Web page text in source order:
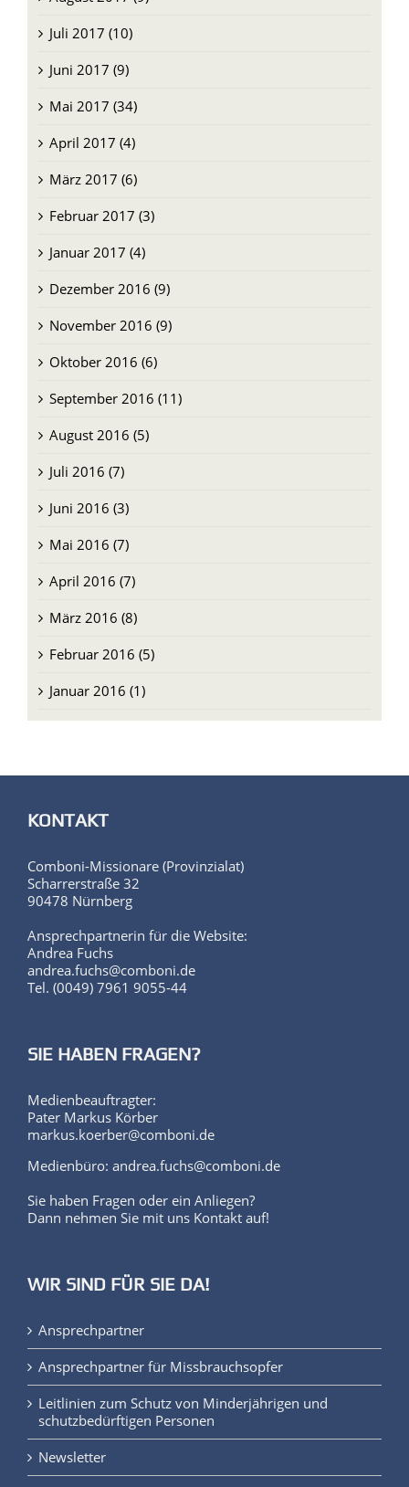
Juni 2017 (9)
Mai 2017 (34)
April 2017 (4)
März 2017 (6)
Februar 2017 (3)
Januar 2017 (4)
Dezember 2016 (9)
November 2016 (9)
Oktober 2016 (6)
September 2016 (11)
August 2016 (5)
Juli 2016 (7)
Juni 2016 (3)
Mai 2016 (7)
April 2016 (7)
März 2016 (8)
Februar 2016 (5)
Januar 2016 (1)
KONTAKT
Comboni-Missionare (Provinzialat)
90478 Nürnberg
Ansprechpartnerin für die Website:
andrea.fuchs@comboni.de
Tel. (0049) 7961 9055-44
Medienbeauftragter:
markus.koerber@comboni.de
Medienbüro: andrea.fuchs@comboni.de
Sie haben Fragen oder ein Anliegen?
Ansprechpartner
Ansprechpartner für Missbrauchsopfer
Leitlinien zum Schutz von Minderjährigen und
schutzbedürftigen Personen
Newsletter
Impressum